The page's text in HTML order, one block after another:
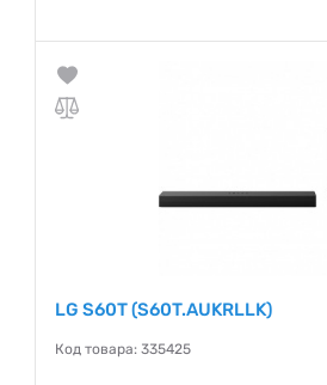
LG S60T (S60T.AUKRLLK)
Код товара: 335425